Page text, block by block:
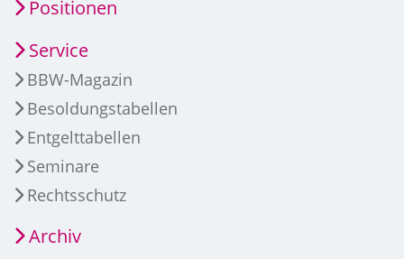
Positionen
Service
BBW-Magazin
Besoldungstabellen
Entgelttabellen
Seminare
Rechtsschutz
Archiv